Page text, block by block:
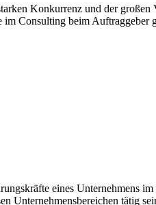
Konkurrenz und der großen
im Consulting beim Auftraggeber
eines Unternehmens
Unternehmensbereichen tätig